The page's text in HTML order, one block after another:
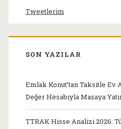
Tweetlerim
SON YAZILAR
Emlak Konut’tan Taksitle Ev
Değer Hesabıyla Masaya
TTRAK Hisse Analizi 2026: